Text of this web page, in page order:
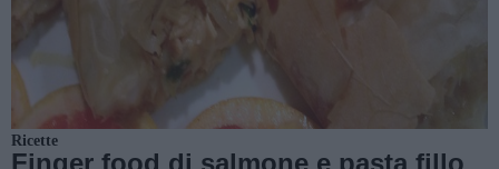
Ricette
Finger food di salmone e pasta fillo